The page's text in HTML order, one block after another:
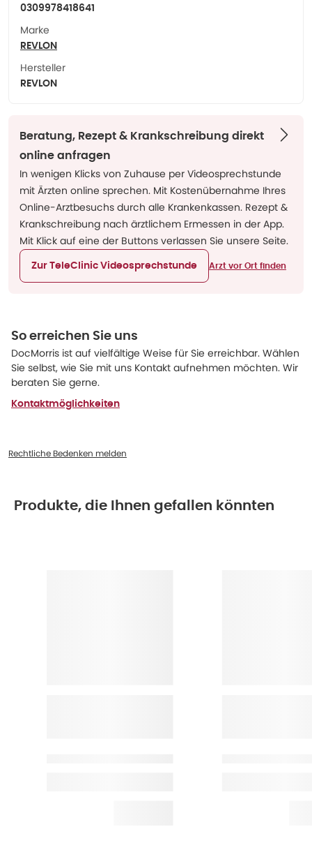
0309978418641
Marke
REVLON
Hersteller
REVLON
Beratung, Rezept & Krankschreibung direkt
online anfragen
In wenigen Klicks von Zuhause per Videosprechstunde
mit Ärzten online sprechen. Mit Kostenübernahme Ihres
Online-Arztbesuchs durch alle Krankenkassen. Rezept &
Krankschreibung nach ärztlichem Ermessen in der App.
Mit Klick auf eine der Buttons verlassen Sie unsere Seite.
Zur TeleClinic Videosprechstunde Arzt vor Ort finden
So erreichen Sie uns
DocMorris ist auf vielfältige Weise für Sie erreichbar. Wählen
Sie selbst, wie Sie mit uns Kontakt aufnehmen möchten. Wir
beraten Sie gerne.
Kontaktmöglichkeiten
Rechtliche Bedenken melden
Produkte, die Ihnen gefallen könnten